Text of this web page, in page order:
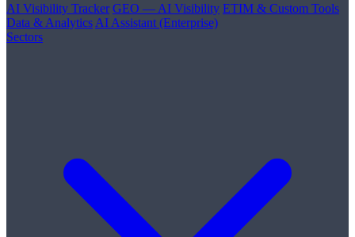
AI Visibility Tracker GEO — AI Visibility ETIM & Custom Tools
Data & Analytics AI Assistant (Enterprise)
Sectors